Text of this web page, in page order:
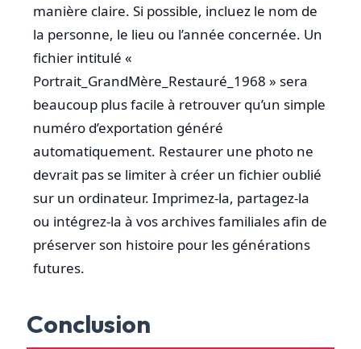
manière claire. Si possible, incluez le nom de
la personne, le lieu ou l’année concernée. Un
fichier intitulé «
Portrait_GrandMère_Restauré_1968 » sera
beaucoup plus facile à retrouver qu’un simple
numéro d’exportation généré
automatiquement. Restaurer une photo ne
devrait pas se limiter à créer un fichier oublié
sur un ordinateur. Imprimez-la, partagez-la
ou intégrez-la à vos archives familiales afin de
préserver son histoire pour les générations
futures.
Conclusion